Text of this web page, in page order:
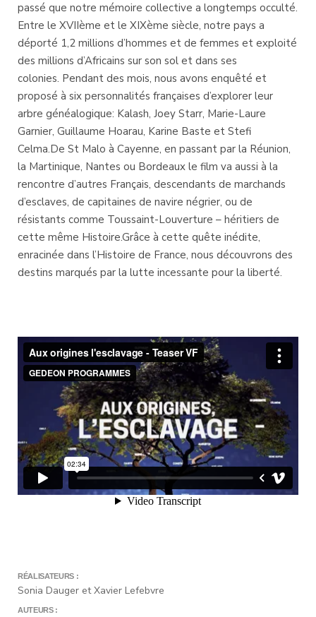
passé que notre mémoire collective a longtemps occulté.
Entre le XVIIème et le XIXème siècle, notre pays a
déporté 1,2 millions d’hommes et de femmes et exploité
des millions d’Africains sur son sol et dans ses
colonies. Pendant des mois, nous avons enquêté et
proposé à six personnalités françaises d’explorer leur
arbre généalogique: Kalash, Joey Starr, Marie-Laure
Garnier, Guillaume Hoarau, Karine Baste et Stefi
Celma.De St Malo à Cayenne, en passant par la Réunion,
la Martinique, Nantes ou Bordeaux le film va aussi à la
rencontre d’autres Français, descendants de marchands
d’esclaves, de capitaines de navire négrier, ou de
résistants comme Toussaint-Louverture – héritiers de
cette même Histoire.Grâce à cette quête inédite,
enracinée dans l’Histoire de France, nous découvrons des
destins marqués par la lutte incessante pour la liberté.
RÉALISATEURS :
Sonia Dauger et Xavier Lefebvre
AUTEURS :